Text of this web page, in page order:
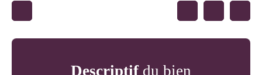
Descriptifdu bien